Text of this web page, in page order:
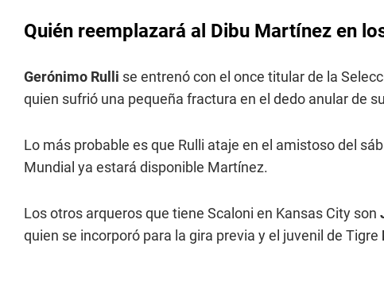
Quién reemplazará al Dibu Martínez en
Gerónimo Rulli se entrenó con el once titular de la
quien sufrió una pequeña fractura en el dedo anular de
Lo más probable es que Rulli ataje en el amistoso del
Mundial ya estará disponible Martínez.
Los otros arqueros que tiene Scaloni en Kansas City son
quien se incorporó para la gira previa y el juvenil de Tigre